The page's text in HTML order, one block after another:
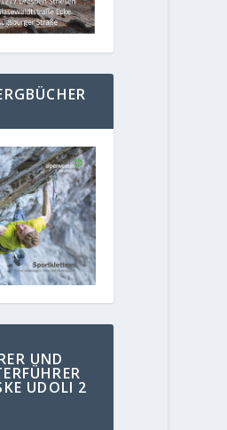
UND
UDOLI 2